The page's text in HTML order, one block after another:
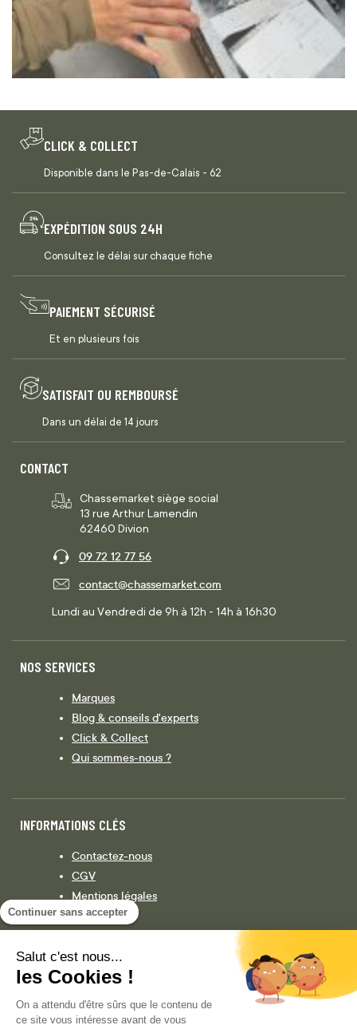
Continuer sans accepter
Salut c'est nous...
les Cookies !
On a attendu d'être sûrs que le contenu de
ce site vous intéresse avant de vous
CLICK & COLLECT
Disponible dans le Pas-de-Calais - 62
EXPÉDITION SOUS 24H
Consultez le délai sur chaque fiche
PAIEMENT SÉCURISÉ
Et en plusieurs fois
SATISFAIT OU REMBOURSÉ
Dans un délai de 14 jours
CONTACT
Chassemarket siège social
13 rue Arthur Lamendin
62460 Divion
09 72 12 77 56
contact@chassemarket.com
Lundi au Vendredi de 9h à 12h - 14h à 16h30
NOS SERVICES
Marques
Blog & conseils d'experts
Click & Collect
Qui sommes-nous ?
INFORMATIONS CLÉS
Contactez-nous
CGV
Mentions légales
Législation
Facebook Instagram